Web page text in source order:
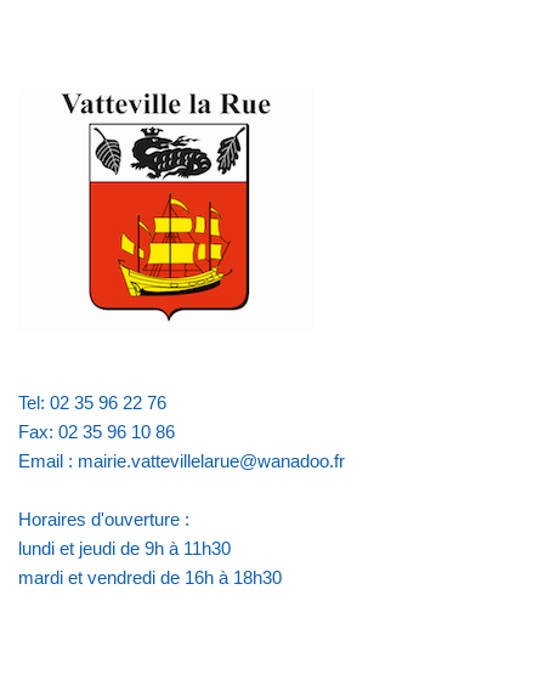
Tel: 02 35 96 22 76
Fax: 02 35 96 10 86
Email : mairie.vattevillelarue@wanadoo.fr
Horaires d'ouverture :
lundi et jeudi de 9h à 11h30
mardi et vendredi de 16h à 18h30